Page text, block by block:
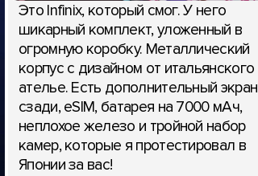
Это Infinix, который смог. У него
шикарный комплект, уложенный в
огромную коробку. Металлический
корпус с дизайном от итальянского
ателье. Есть дополнительный экран
сзади, eSIM, батарея на 7000 мАч,
неплохое железо и тройной набор
камер, которые я протестировал в
Японии за вас!